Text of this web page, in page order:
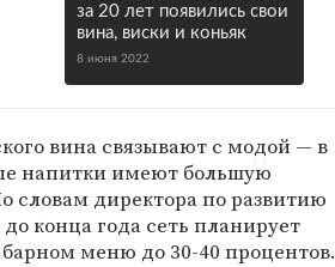
за 20 лет появились свои
вина, виски и коньяк
8 июня 2022
вина связывают с модой — в
напитки имеют большую
словам директора по развитию
до конца года сеть планирует
меню до 30-40 процентов.